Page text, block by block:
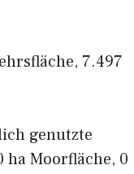
7.497
genutzte
ha Moorfläche, 0